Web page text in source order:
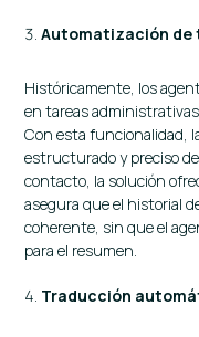
Automatización de
Históricamente, los
en tareas
Con esta funcionalidad,
estructurado y preciso
contacto, la solución
asegura que el historial
coherente, sin que el
para el resumen.
Traducción